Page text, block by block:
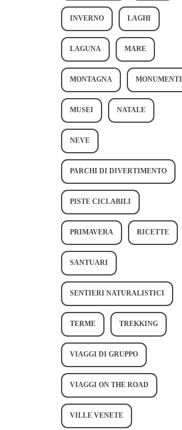
INVERNO LAGHI
LAGUNA MARE
MONTAGNA MONUMENTI
MUSEI NATALE
NEVE
PARCHI DI DIVERTIMENTO
PISTE CICLABILI
PRIMAVERA RICETTE
SANTUARI
SENTIERI NATURALISTICI
TERME TREKKING
VIAGGI DI GRUPPO
VIAGGI ON THE ROAD
VILLE VENETE